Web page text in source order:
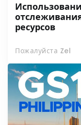
ресурсов
Пожалуйста Zel